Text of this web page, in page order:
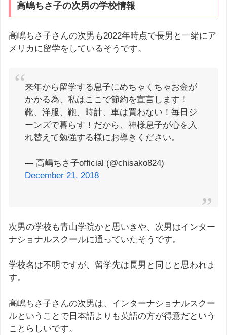
高嶋ちさ子の次男の学校情報
高嶋ちさ子さんの次男も2022年時点で長男と一緒にア
メリカに留学をしているそうです。
来年から留学する息子にめちゃくちゃお金が
かかる為、私はここで節約を宣言します！
靴、洋服、鞄、時計、車は買わない！毎日ジ
ーンズで暮らす！だから、神様息子が心を入
れ替えて勉強する様にお導きください。
— 高嶋ちさ子official (@chisako824)
December 21, 2018
次男の学校も青山学院かと思いきや、次男はインター
ナショナルスクールに通っていたそうです。
学校名は不明ですが、留学先は長男と同じと思われま
す。
高嶋ちさ子さんの次男は、インターナショナルスクー
ルということで日本語よりも英語の方が得意だという
ことらしいです。